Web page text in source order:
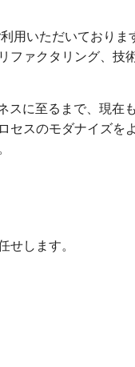
用いただいておりま
ファクタリング、技
スに至るまで、現在
セスのモダナイズを
せします。